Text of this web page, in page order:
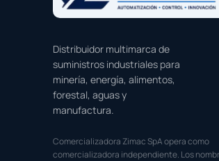
Distribuidor multimarca de
suministros industriales para
minería, energía, alimentos,
forestal, aguas y
manufactura.
Comercializadora Zimac SpA opera como
comercializadora independiente. Los